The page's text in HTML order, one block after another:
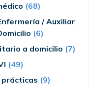
(68)
/ Auxiliar
(6)
a domicilio (7)
(49)
prácticas (9)